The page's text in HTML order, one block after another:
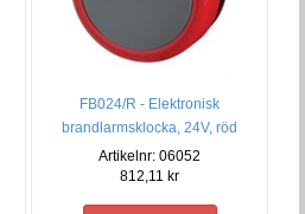
FB024/R - Elektronisk
brandlarmsklocka, 24V, röd
Artikelnr: 06052
812,11 kr